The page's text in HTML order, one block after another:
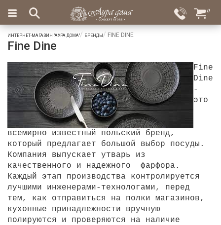
Вход
Избранное
×
Салоны
Доставка
Оплата
Подарки
Ароматы
для
дома
Бар
и
хрусталь
Посуда
Сервировка
Столовые
приборы
0
ИНТЕРНЕТ-МАГАЗИН "АУРА ДОМА" БРЕНДЫ FINE DINE
Fine Dine
Fine
Dine
-
это
всемирно известный польский бренд,
который предлагает большой выбор посуды.
Компания выпускает утварь из
качественного и надежного фарфора.
Каждый этап производства контролируется
лучшими инженерами-технологами, перед
тем, как отправиться на полки магазинов,
кухонные принадлежности вручную
полируются и проверяются на наличие